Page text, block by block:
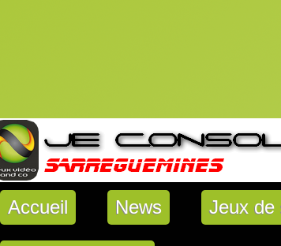
Accueil News Jeux de